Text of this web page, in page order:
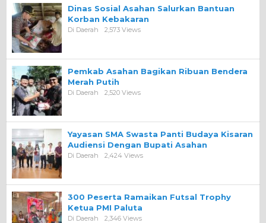
Dinas Sosial Asahan Salurkan Bantuan
Korban Kebakaran
Di Daerah 2,573 Views
Pemkab Asahan Bagikan Ribuan Bendera
Merah Putih
Di Daerah 2,520 Views
Yayasan SMA Swasta Panti Budaya Kisaran
Audiensi Dengan Bupati Asahan
Di Daerah 2,424 Views
300 Peserta Ramaikan Futsal Trophy
Ketua PMI Paluta
Di Daerah 2,346 Views